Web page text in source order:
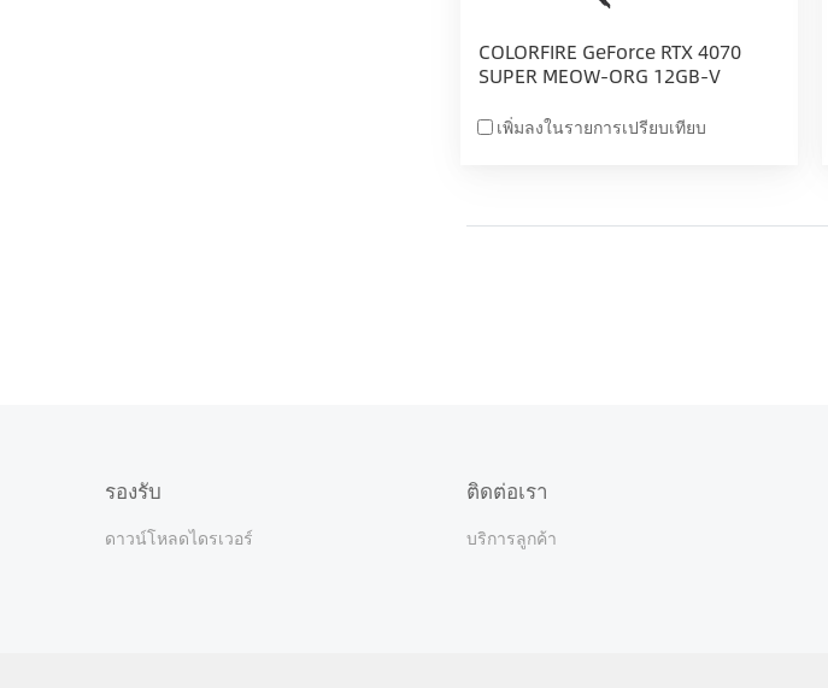
COLORFIRE GeForce RTX 4070
SUPER MEOW-ORG 12GB-V
เพิ่มลงในรายการเปรียบเทียบ
รองรับ
ดาวน์โหลดไดรเวอร์
ติดต่อเรา
บริการลูกค้า